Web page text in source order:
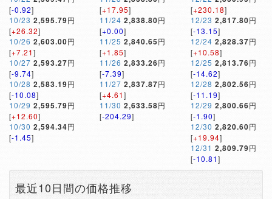
[-0.92]
10/23 2,595.79円
[+26.32]
10/26 2,603.00円
[+7.21]
10/27 2,593.27円
[-9.74]
10/28 2,583.19円
[-10.08]
10/29 2,595.79円
[+12.60]
10/30 2,594.34円
[-1.45]
[+17.95]
11/24 2,838.80円
[+0.00]
11/25 2,840.65円
[+1.85]
11/26 2,833.26円
[-7.39]
11/27 2,837.87円
[+4.61]
11/30 2,633.58円
[-204.29]
[+230.18]
12/23 2,817.80円
[-13.15]
12/24 2,828.37円
[+10.58]
12/25 2,813.76円
[-14.62]
12/28 2,802.56円
[-11.19]
12/29 2,800.66円
[-1.90]
12/30 2,820.60円
[+19.94]
12/31 2,809.79円
[-10.81]
最近10日間の価格推移